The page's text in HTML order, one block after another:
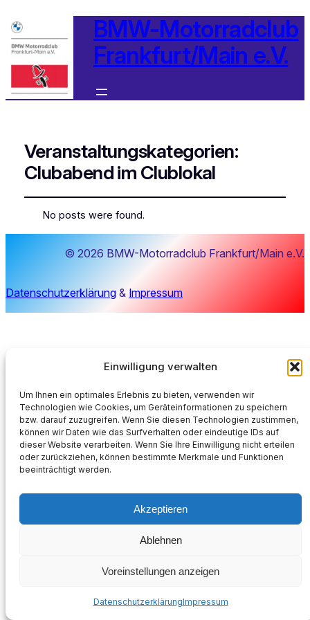
Einwilligung verwalten
Um Ihnen ein optimales Erlebnis zu bieten, verwenden wir
Technologien wie Cookies, um Geräteinformationen zu speichern
bzw. darauf zuzugreifen. Wenn Sie diesen Technologien zustimmen,
können wir Daten wie das Surfverhalten oder eindeutige IDs auf
dieser Website verarbeiten. Wenn Sie Ihre Einwilligung nicht erteilen
oder zurückziehen, können bestimmte Merkmale und Funktionen
beeinträchtigt werden.
Akzeptieren
Ablehnen
Voreinstellungen anzeigen
DatenschutzerklärungImpressum
BMW-Motorradclub
Frankfurt/Main e.V.
Veranstaltungskategorien:
Clubabend im Clublokal
No posts were found.
© 2026 BMW-Motorradclub Frankfurt/Main e.V.
Datenschutzerklärung & Impressum